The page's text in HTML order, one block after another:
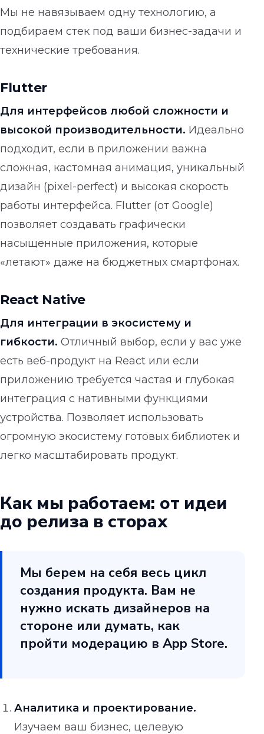
Мы не навязываем одну технологию, а
подбираем стек под ваши бизнес-задачи и
технические требования.
Flutter
Для интерфейсов любой сложности и
высокой производительности. Идеально
подходит, если в приложении важна
сложная, кастомная анимация, уникальный
дизайн (pixel-perfect) и высокая скорость
работы интерфейса. Flutter (от Google)
позволяет создавать графически
насыщенные приложения, которые
«летают» даже на бюджетных смартфонах.
React Native
Для интеграции в экосистему и
гибкости. Отличный выбор, если у вас уже
есть веб-продукт на React или если
приложению требуется частая и глубокая
интеграция с нативными функциями
устройства. Позволяет использовать
огромную экосистему готовых библиотек и
легко масштабировать продукт.
Как мы работаем: от идеи
до релиза в сторах
Мы берем на себя весь цикл
создания продукта. Вам не
нужно искать дизайнеров на
стороне или думать, как
пройти модерацию в App Store.
Аналитика и проектирование.
Изучаем ваш бизнес, целевую